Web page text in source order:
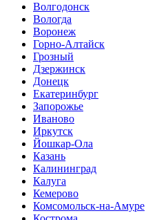
Волгодонск
Вологда
Воронеж
Горно-Алтайск
Грозный
Дзержинск
Донецк
Екатеринбург
Запорожье
Иваново
Иркутск
Йошкар-Ола
Казань
Калининград
Калуга
Кемерово
Комсомольск-на-Амуре